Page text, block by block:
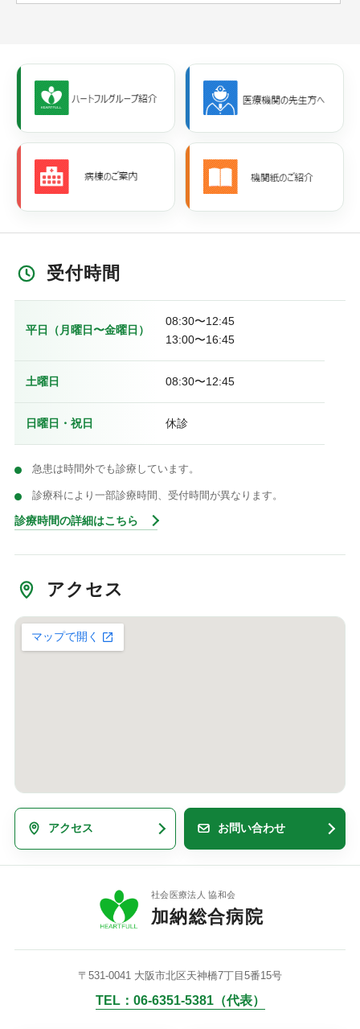
受付時間
平日（月曜日〜金曜日）
08:30〜12:45
13:00〜16:45
土曜日 08:30〜12:45
日曜日・祝日 休診
急患は時間外でも診療しています。
診療科により一部診療時間、受付時間が異なります。
診療時間の詳細はこちら
アクセス
アクセス お問い合わせ
社会医療法人 協和会
加納総合病院
〒531-0041 大阪市北区天神橋7丁目5番15号
TEL：06-6351-5381（代表）